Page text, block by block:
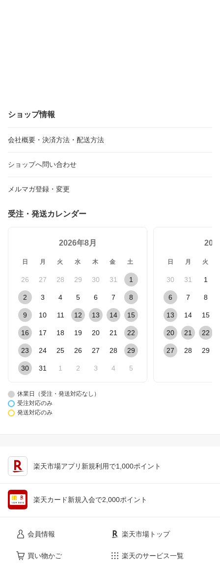
ショップ情報
会社概要・決済方法・配送方法
ショップへ問い合わせ
メルマガ登録・変更
受注・発送カレンダー
2026年8月
日 月 火 水 木 金 土
26 27 28 29 30 31 1
2 3 4 5 6 7 8
9 10 11 12 13 14 15
16 17 18 19 20 21 22
23 24 25 26 27 28 29
30 31 1 2 3 4 5
日 月 火
30 31 1
6 7 8
13 14 15
20 21 22
27 28 29
休業日（受注・発送対応なし）
受注対応のみ
発送対応のみ
楽天市場アプリ新規利用で1,000ポイント
楽天カード新規入会で2,000ポイント
会員情報
買い物かご
楽天市場トップ
楽天のサービス一覧